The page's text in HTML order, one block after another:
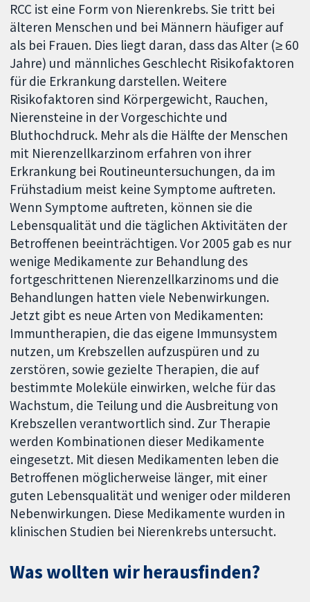
RCC ist eine Form von Nierenkrebs. Sie tritt bei
älteren Menschen und bei Männern häufiger auf
als bei Frauen. Dies liegt daran, dass das Alter (≥ 60
Jahre) und männliches Geschlecht Risikofaktoren
für die Erkrankung darstellen. Weitere
Risikofaktoren sind Körpergewicht, Rauchen,
Nierensteine in der Vorgeschichte und
Bluthochdruck. Mehr als die Hälfte der Menschen
mit Nierenzellkarzinom erfahren von ihrer
Erkrankung bei Routineuntersuchungen, da im
Frühstadium meist keine Symptome auftreten.
Wenn Symptome auftreten, können sie die
Lebensqualität und die täglichen Aktivitäten der
Betroffenen beeinträchtigen. Vor 2005 gab es nur
wenige Medikamente zur Behandlung des
fortgeschrittenen Nierenzellkarzinoms und die
Behandlungen hatten viele Nebenwirkungen.
Jetzt gibt es neue Arten von Medikamenten:
Immuntherapien, die das eigene Immunsystem
nutzen, um Krebszellen aufzuspüren und zu
zerstören, sowie gezielte Therapien, die auf
bestimmte Moleküle einwirken, welche für das
Wachstum, die Teilung und die Ausbreitung von
Krebszellen verantwortlich sind. Zur Therapie
werden Kombinationen dieser Medikamente
eingesetzt. Mit diesen Medikamenten leben die
Betroffenen möglicherweise länger, mit einer
guten Lebensqualität und weniger oder milderen
Nebenwirkungen. Diese Medikamente wurden in
klinischen Studien bei Nierenkrebs untersucht.
Was wollten wir herausfinden?